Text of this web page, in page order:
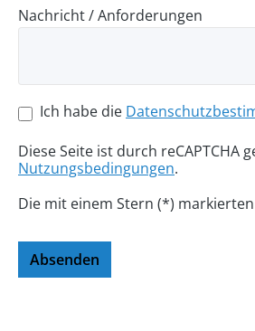
Nachricht / Anforderungen
Ich habe die
Diese Seite ist durch reCAPTCHA
Nutzungsbedingungen.
Die mit einem Stern (*)
Absenden